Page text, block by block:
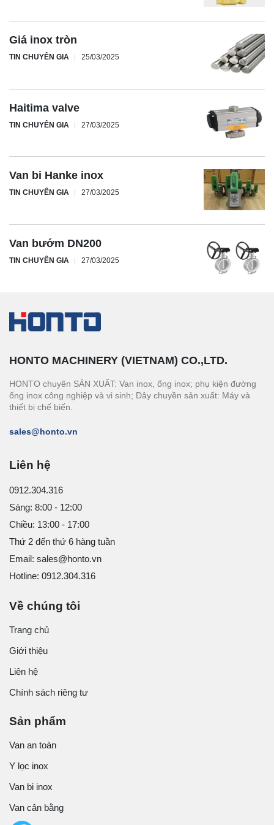
Giá inox tròn
TIN CHUYÊN GIA 25/03/2025
Haitima valve
TIN CHUYÊN GIA 27/03/2025
Van bi Hanke inox
TIN CHUYÊN GIA 27/03/2025
Van bướm DN200
TIN CHUYÊN GIA 27/03/2025
HONTO MACHINERY (VIETNAM) CO.,LTD.
HONTO chuyên SẢN XUẤT: Van inox, ống inox; phụ kiện đường
ống inox công nghiệp và vi sinh; Dây chuyền sản xuất: Máy và
thiết bị chế biến.
sales@honto.vn
Liên hệ
0912.304.316
Sáng: 8:00 - 12:00
Chiều: 13:00 - 17:00
Thứ 2 đến thứ 6 hàng tuần
Email: sales@honto.vn
Hotline: 0912.304.316
Về chúng tôi
Trang chủ
Giới thiệu
Liên hệ
Chính sách riêng tư
Sản phẩm
Van an toàn
Y lọc inox
Van bi inox
Van cân bằng